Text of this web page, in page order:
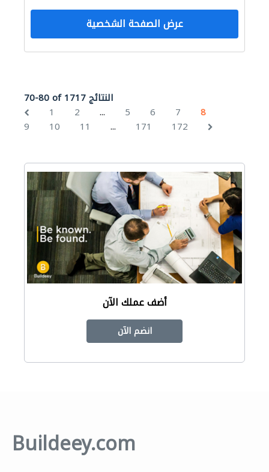
عرض الصفحة الشخصية
70-80 of 1717 النتائج
1
2 ... 5 6 7
8
9
10 11 ... 171 172
أضف عملك الآن
انضم الآن
Buildeey.com